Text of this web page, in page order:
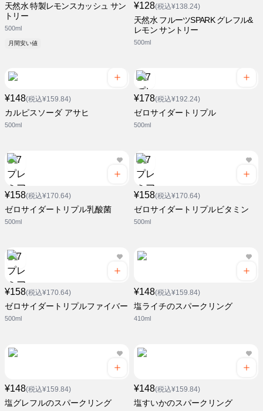
天然水 特製レモンスカッシュ サン
トリー
500ml
月間安い値
¥128(税込¥138.24)
天然水 フルーツSPARK グレフル&
レモン サントリー
500ml
¥148(税込¥159.84)
カルピスソーダ アサヒ
500ml
¥178(税込¥192.24)
ゼロサイダートリプル
500ml
¥158(税込¥170.64)
ゼロサイダートリプル乳酸菌
500ml
¥158(税込¥170.64)
ゼロサイダートリプルビタミン
500ml
¥158(税込¥170.64)
ゼロサイダートリプルファイバー
500ml
¥148(税込¥159.84)
塩ライチのスパークリング
410ml
¥148(税込¥159.84)
塩グレフルのスパークリング
¥148(税込¥159.84)
塩すいかのスパークリング